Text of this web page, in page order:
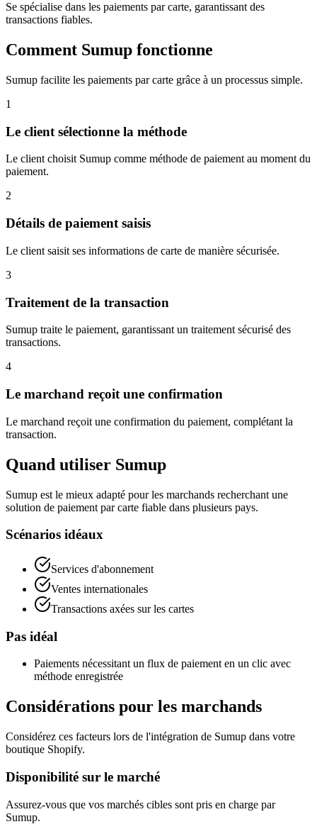
Se spécialise dans les paiements par carte, garantissant des
transactions fiables.
Comment Sumup fonctionne
Sumup facilite les paiements par carte grâce à un processus simple.
1
Le client sélectionne la méthode
Le client choisit Sumup comme méthode de paiement au moment du
paiement.
2
Détails de paiement saisis
Le client saisit ses informations de carte de manière sécurisée.
3
Traitement de la transaction
Sumup traite le paiement, garantissant un traitement sécurisé des
transactions.
4
Le marchand reçoit une confirmation
Le marchand reçoit une confirmation du paiement, complétant la
transaction.
Quand utiliser Sumup
Sumup est le mieux adapté pour les marchands recherchant une
solution de paiement par carte fiable dans plusieurs pays.
Scénarios idéaux
Services d'abonnement
Ventes internationales
Transactions axées sur les cartes
Pas idéal
Paiements nécessitant un flux de paiement en un clic avec
méthode enregistrée
Considérations pour les marchands
Considérez ces facteurs lors de l'intégration de Sumup dans votre
boutique Shopify.
Disponibilité sur le marché
Assurez-vous que vos marchés cibles sont pris en charge par
Sumup.